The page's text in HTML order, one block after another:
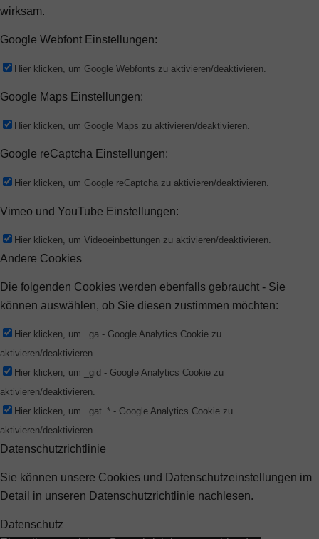
wirksam.
Google Webfont Einstellungen:
Hier klicken, um Google Webfonts zu aktivieren/deaktivieren.
Google Maps Einstellungen:
Hier klicken, um Google Maps zu aktivieren/deaktivieren.
Google reCaptcha Einstellungen:
Hier klicken, um Google reCaptcha zu aktivieren/deaktivieren.
Vimeo und YouTube Einstellungen:
Hier klicken, um Videoeinbettungen zu aktivieren/deaktivieren.
Andere Cookies
Die folgenden Cookies werden ebenfalls gebraucht - Sie
können auswählen, ob Sie diesen zustimmen möchten:
Hier klicken, um _ga - Google Analytics Cookie zu
aktivieren/deaktivieren.
Hier klicken, um _gid - Google Analytics Cookie zu
aktivieren/deaktivieren.
Hier klicken, um _gat_* - Google Analytics Cookie zu
aktivieren/deaktivieren.
Datenschutzrichtlinie
Sie können unsere Cookies und Datenschutzeinstellungen im
Detail in unseren Datenschutzrichtlinie nachlesen.
Datenschutz